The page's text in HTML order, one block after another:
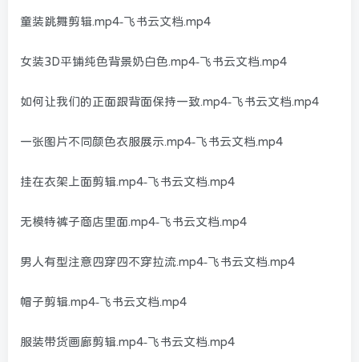
童装跳舞剪辑.mp4-飞书云文档.mp4
女装3D平铺纯色背景奶白色.mp4-飞书云文档.mp4
如何让我们的正面跟背面保持一致.mp4-飞书云文档.mp4
一张图片不同颜色衣服展示.mp4-飞书云文档.mp4
挂在衣架上面剪辑.mp4-飞书云文档.mp4
无模特裤子商店里面.mp4-飞书云文档.mp4
男人有型注意四穿四不穿拉流.mp4-飞书云文档.mp4
帽子剪辑.mp4-飞书云文档.mp4
服装带货画廊剪辑.mp4-飞书云文档.mp4